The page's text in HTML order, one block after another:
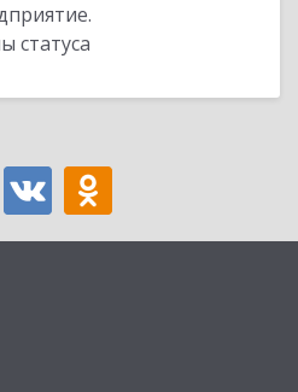
статуса